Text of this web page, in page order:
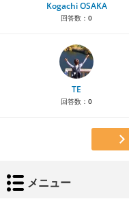
Kogachi OSAKA
回答数： 0
TE
回答数： 0
メニュー